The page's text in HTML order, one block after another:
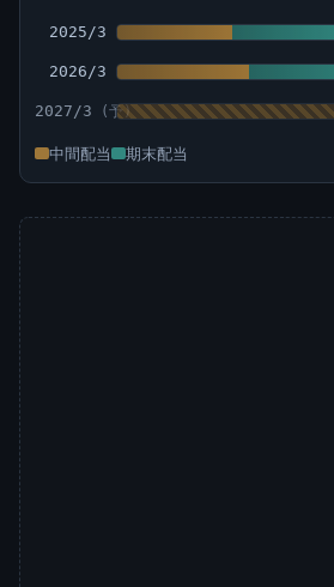
2025/3
2026/3
2027/3
中間配当 期末配当